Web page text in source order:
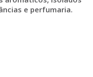
e perfumaria.